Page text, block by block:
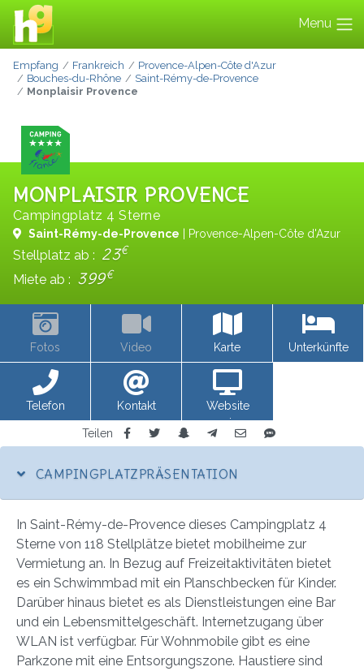
Menu
Empfang Frankreich
Provence-Alpen-Côte d'Azur
Bouches-du-Rhône
Saint-Rémy-de-Provence
Monplaisir Provence
MONPLAISIR PROVENCE
Campingplatz 4 Sterne
Saint-Rémy-de-Provence | Provence-Alpen-Côte d'Azur
Stellplatz ab : 23€
Miete ab : 399€
Fotos Video Karte Unterkünfte
Telefon Kontakt
Website
anzeigen
Teilen
CAMPINGPLATZPRÄSENTATION
In Saint-Rémy-de-Provence dieses Campingplatz 4
Sterne von 118 Stellplätze bietet mobilheime zur
Vermietung an. In Bezug auf Freizeitaktivitäten bietet
es ein Schwimmbad mit ein Planschbecken für Kinder.
Darüber hinaus bietet es als Dienstleistungen eine Bar
und ein Lebensmittelgeschäft. Internetzugang über
WLAN ist verfügbar. Für Wohnmobile gibt es eine
Parkzone mit eine Entsorgungszone. Haustiere sind